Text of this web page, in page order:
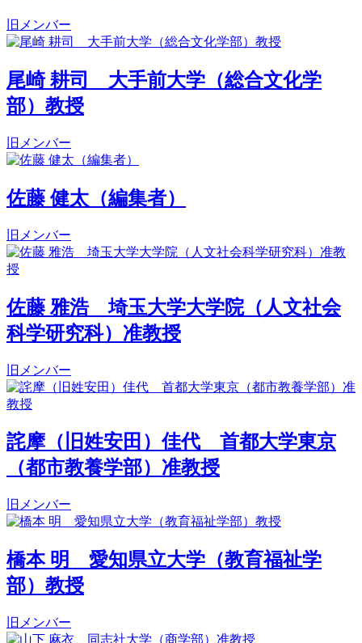
旧メンバー
尾崎 耕司 大手前大学（総合文化学
部）教授
旧メンバー
佐藤 健太（編集者）
旧メンバー
佐藤 雅浩 埼玉大学大学院（人文社会
科学研究科）准教授
旧メンバー
詫摩（旧姓安田）佳代 首都大学東京
（都市教養学部）准教授
旧メンバー
橋本 明 愛知県立大学（教育福祉学
部）教授
旧メンバー